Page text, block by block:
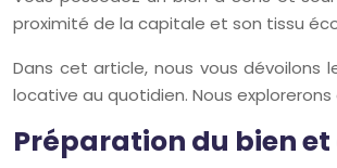
proximité de la capitale et son tissu
Dans cet article, nous vous
locative au quotidien. Nous
Préparation du bien